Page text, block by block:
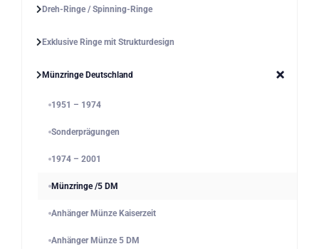
Dreh-Ringe / Spinning-Ringe
Exklusive Ringe mit Strukturdesign
Münzringe Deutschland
1951 – 1974
Sonderprägungen
1974 – 2001
Münzringe /5 DM
Anhänger Münze Kaiserzeit
Anhänger Münze 5 DM